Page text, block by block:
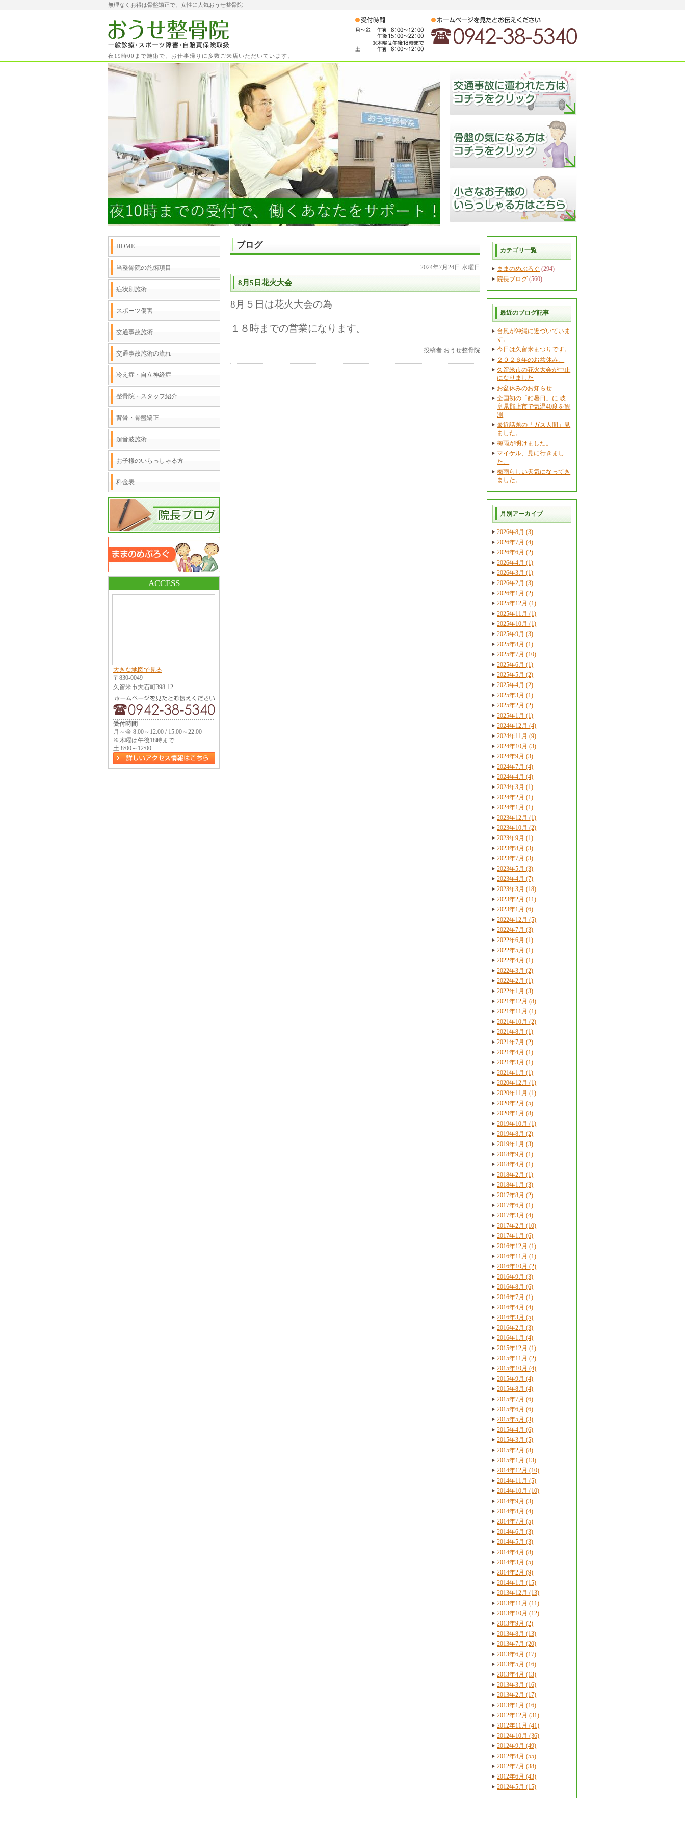
無理なくお得は骨盤矯正で、女性に人気おうせ整骨院
夜19時00まで施術で、お仕事帰りに多数ご来店いただいています。
ブログ
2024年7月24日 水曜日
8月5日花火大会
8月５日は花火大会の為
１８時までの営業になります。
投稿者 おうせ整骨院
カテゴリ一覧
ままのめぶろぐ (294)
院長ブログ (560)
最近のブログ記事
台風が沖縄に近づいていま
す。
今日は久留米まつりです。
２０２６年のお盆休み。
久留米市の花火大会が中止
になりました
お盆休みのお知らせ
全国初の「酷暑日」に 岐
阜県郡上市で気温40度を観
測
最近話題の「ガス人間」見
ました。
梅雨が明けました。
マイケル、見に行きまし
た。
梅雨らしい天気になってき
ました。
月別アーカイブ
2026年8月 (3)
2026年7月 (4)
2026年6月 (2)
2026年4月 (1)
2026年3月 (1)
2026年2月 (3)
2026年1月 (2)
2025年12月 (1)
2025年11月 (1)
2025年10月 (1)
2025年9月 (3)
2025年8月 (1)
2025年7月 (10)
2025年6月 (1)
2025年5月 (2)
2025年4月 (2)
2025年3月 (1)
2025年2月 (2)
2025年1月 (1)
2024年12月 (4)
2024年11月 (9)
2024年10月 (3)
2024年9月 (3)
2024年7月 (4)
2024年4月 (4)
2024年3月 (1)
2024年2月 (1)
2024年1月 (1)
2023年12月 (1)
2023年10月 (2)
2023年9月 (1)
2023年8月 (3)
2023年7月 (3)
2023年5月 (3)
2023年4月 (7)
2023年3月 (18)
2023年2月 (11)
2023年1月 (6)
2022年12月 (5)
2022年7月 (3)
2022年6月 (1)
2022年5月 (1)
2022年4月 (1)
2022年3月 (2)
2022年2月 (1)
2022年1月 (3)
2021年12月 (8)
2021年11月 (1)
2021年10月 (2)
2021年8月 (1)
2021年7月 (2)
2021年4月 (1)
2021年3月 (1)
2021年1月 (1)
2020年12月 (1)
2020年11月 (1)
2020年2月 (5)
2020年1月 (8)
2019年10月 (1)
2019年8月 (2)
2019年1月 (3)
2018年9月 (1)
2018年4月 (1)
2018年2月 (1)
2018年1月 (3)
2017年8月 (2)
2017年6月 (1)
2017年3月 (4)
2017年2月 (10)
2017年1月 (6)
2016年12月 (1)
2016年11月 (1)
2016年10月 (2)
2016年9月 (3)
2016年8月 (6)
2016年7月 (1)
2016年4月 (4)
2016年3月 (5)
2016年2月 (3)
2016年1月 (4)
2015年12月 (1)
2015年11月 (2)
2015年10月 (4)
2015年9月 (4)
2015年8月 (4)
2015年7月 (6)
2015年6月 (6)
2015年5月 (3)
2015年4月 (6)
2015年3月 (5)
2015年2月 (8)
2015年1月 (13)
2014年12月 (10)
2014年11月 (5)
2014年10月 (10)
2014年9月 (3)
2014年8月 (4)
2014年7月 (5)
2014年6月 (3)
2014年5月 (3)
2014年4月 (8)
2014年3月 (5)
2014年2月 (9)
2014年1月 (15)
2013年12月 (13)
2013年11月 (11)
2013年10月 (12)
2013年9月 (2)
2013年8月 (13)
2013年7月 (20)
2013年6月 (17)
2013年5月 (16)
2013年4月 (13)
2013年3月 (16)
2013年2月 (17)
2013年1月 (16)
2012年12月 (31)
2012年11月 (41)
2012年10月 (36)
2012年9月 (49)
2012年8月 (55)
2012年7月 (38)
2012年6月 (43)
2012年5月 (15)
HOME
当整骨院の施術項目
症状別施術
スポーツ傷害
交通事故施術
交通事故施術の流れ
冷え症・自立神経症
整骨院・スタッフ紹介
背骨・骨盤矯正
超音波施術
お子様のいらっしゃる方
料金表
ACCESS
大きな地図で見る
〒830-0049
久留米市大石町398-12
受付時間
月～金 8:00～12:00 / 15:00～22:00
※木曜は午後18時まで
土 8:00～12:00